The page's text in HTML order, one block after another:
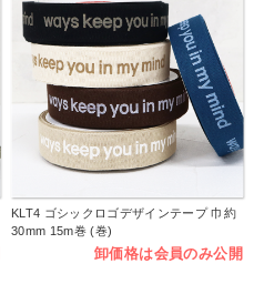
KLT4 ゴシックロゴデザインテープ 巾約
30mm 15m巻 (巻)
卸価格は会員のみ公開